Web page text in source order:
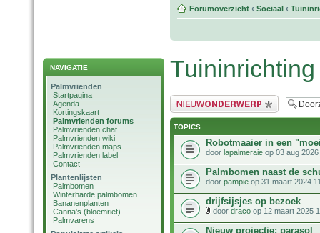
NAVIGATIE
Palmvrienden
Startpagina
Agenda
Kortingskaart
Palmvrienden forums
Palmvrienden chat
Palmvrienden wiki
Palmvrienden maps
Palmvrienden label
Contact
Plantenlijsten
Palmbomen
Winterharde palmbomen
Bananenplanten
Canna's (bloemriet)
Palmvarens
Forumoverzicht ‹ Sociaal ‹
Tuininrichting
Plaats een nieuw bericht
TOPICS
Robotmaaier in een
door lapalmeraie op 03 aug
Palmbomen naast de
door pampie op 31 maart 2024
drijfsijsjes op bezoek
door draco op 12 maart 2025
Nieuw projectje; parasol